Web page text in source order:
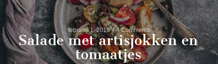
februari 1, 2019 4 Comments
Salade met artisjokken en
tomaatjes